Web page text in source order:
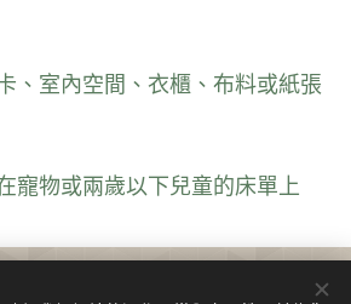
、室內空間、衣櫃、布料或紙張
寵物或兩歲以下兒童的床單上